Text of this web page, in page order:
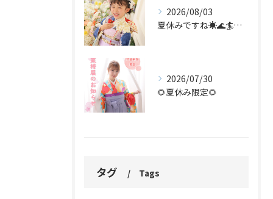
2026/08/03
夏休みですね☀️🌊🏄🌻✨
2026/07/30
🌻夏休み限定🌻
タグ Tags